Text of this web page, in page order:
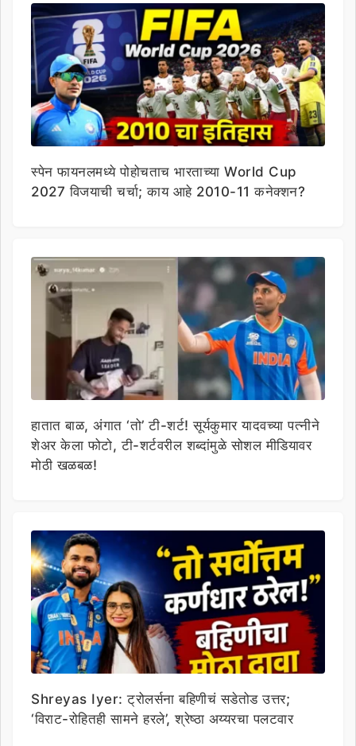
स्पेन फायनलमध्ये पोहोचताच भारताच्या World Cup
2027 विजयाची चर्चा; काय आहे 2010-11 कनेक्शन?
हातात बाळ, अंगात ‘तो’ टी-शर्ट! सूर्यकुमार यादवच्या पत्नीने
शेअर केला फोटो, टी-शर्टवरील शब्दांमुळे सोशल मीडियावर
मोठी खळबळ!
Shreyas Iyer: ट्रोलर्सना बहिणीचं सडेतोड उत्तर;
‘विराट-रोहितही सामने हरले’, श्रेष्ठा अय्यरचा पलटवार